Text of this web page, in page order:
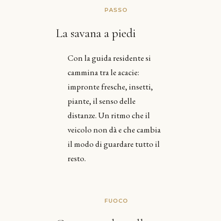
PASSO
La savana a piedi
Con la guida residente si
cammina tra le acacie:
impronte fresche, insetti,
piante, il senso delle
distanze. Un ritmo che il
veicolo non dà e che cambia
il modo di guardare tutto il
resto.
FUOCO